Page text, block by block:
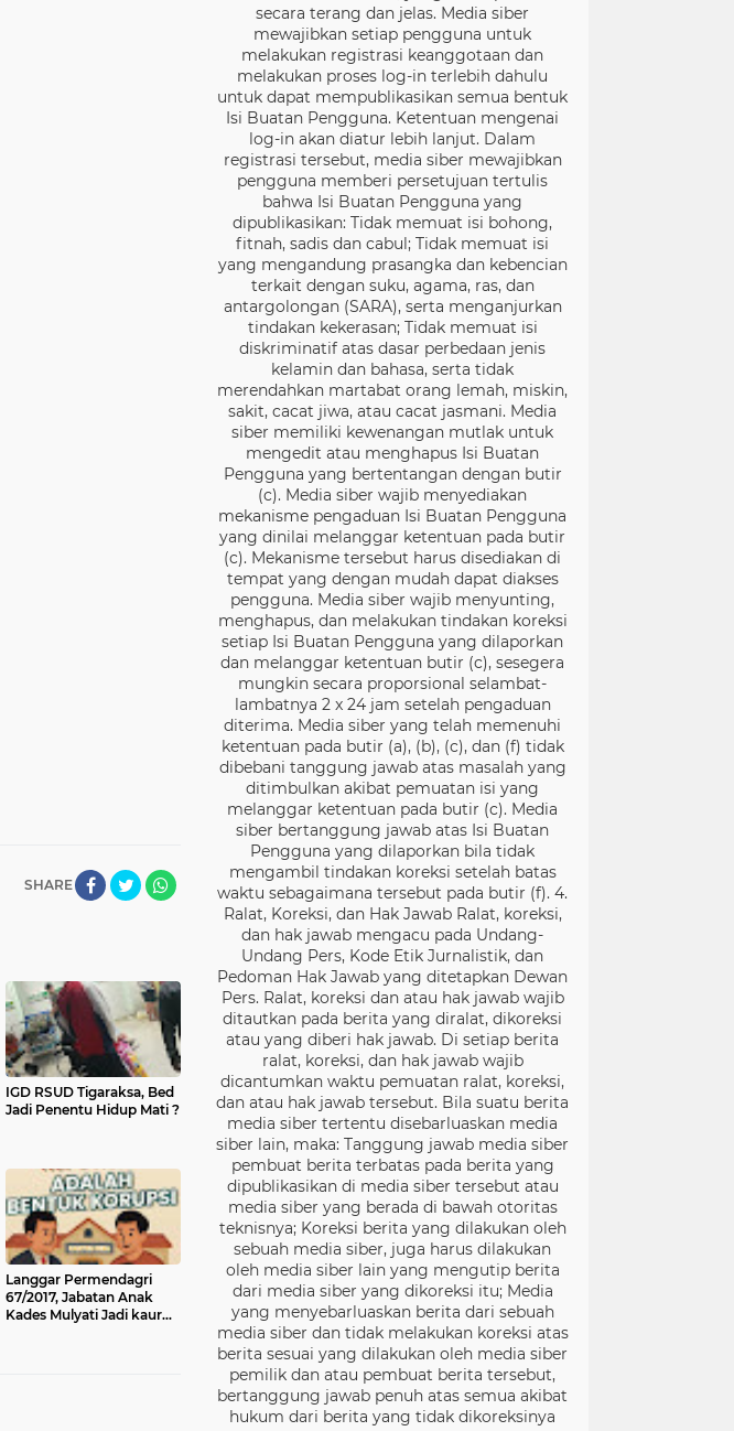
SHARE
IGD RSUD Tigaraksa, Bed
Jadi Penentu Hidup Mati ?
Langgar Permendagri
67/2017, Jabatan Anak
Kades Mulyati Jadi kaur
secara terang dan jelas. Media siber
mewajibkan setiap pengguna untuk
melakukan registrasi keanggotaan dan
melakukan proses log-in terlebih dahulu
untuk dapat mempublikasikan semua bentuk
Isi Buatan Pengguna. Ketentuan mengenai
log-in akan diatur lebih lanjut. Dalam
registrasi tersebut, media siber mewajibkan
pengguna memberi persetujuan tertulis
bahwa Isi Buatan Pengguna yang
dipublikasikan: Tidak memuat isi bohong,
fitnah, sadis dan cabul; Tidak memuat isi
yang mengandung prasangka dan kebencian
terkait dengan suku, agama, ras, dan
antargolongan (SARA), serta menganjurkan
tindakan kekerasan; Tidak memuat isi
diskriminatif atas dasar perbedaan jenis
kelamin dan bahasa, serta tidak
merendahkan martabat orang lemah, miskin,
sakit, cacat jiwa, atau cacat jasmani. Media
siber memiliki kewenangan mutlak untuk
mengedit atau menghapus Isi Buatan
Pengguna yang bertentangan dengan butir
(c). Media siber wajib menyediakan
mekanisme pengaduan Isi Buatan Pengguna
yang dinilai melanggar ketentuan pada butir
(c). Mekanisme tersebut harus disediakan di
tempat yang dengan mudah dapat diakses
pengguna. Media siber wajib menyunting,
menghapus, dan melakukan tindakan koreksi
setiap Isi Buatan Pengguna yang dilaporkan
dan melanggar ketentuan butir (c), sesegera
mungkin secara proporsional selambat-
lambatnya 2 x 24 jam setelah pengaduan
diterima. Media siber yang telah memenuhi
ketentuan pada butir (a), (b), (c), dan (f) tidak
dibebani tanggung jawab atas masalah yang
ditimbulkan akibat pemuatan isi yang
melanggar ketentuan pada butir (c). Media
siber bertanggung jawab atas Isi Buatan
Pengguna yang dilaporkan bila tidak
mengambil tindakan koreksi setelah batas
waktu sebagaimana tersebut pada butir (f). 4.
Ralat, Koreksi, dan Hak Jawab Ralat, koreksi,
dan hak jawab mengacu pada Undang-
Undang Pers, Kode Etik Jurnalistik, dan
Pedoman Hak Jawab yang ditetapkan Dewan
Pers. Ralat, koreksi dan atau hak jawab wajib
ditautkan pada berita yang diralat, dikoreksi
atau yang diberi hak jawab. Di setiap berita
ralat, koreksi, dan hak jawab wajib
dicantumkan waktu pemuatan ralat, koreksi,
dan atau hak jawab tersebut. Bila suatu berita
media siber tertentu disebarluaskan media
siber lain, maka: Tanggung jawab media siber
pembuat berita terbatas pada berita yang
dipublikasikan di media siber tersebut atau
media siber yang berada di bawah otoritas
teknisnya; Koreksi berita yang dilakukan oleh
sebuah media siber, juga harus dilakukan
oleh media siber lain yang mengutip berita
dari media siber yang dikoreksi itu; Media
yang menyebarluaskan berita dari sebuah
media siber dan tidak melakukan koreksi atas
berita sesuai yang dilakukan oleh media siber
pemilik dan atau pembuat berita tersebut,
bertanggung jawab penuh atas semua akibat
hukum dari berita yang tidak dikoreksinya